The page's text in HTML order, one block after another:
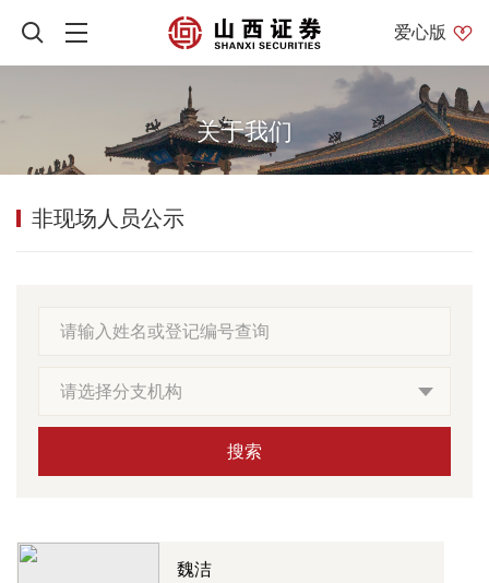
爱心版
关于我们
非现场人员公示
请选择分支机构
搜索
魏洁